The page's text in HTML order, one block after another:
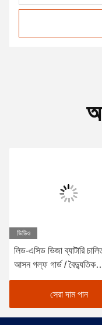
ভিডিও
লিড-এসিড ভিজা ব্যাটারি
আসন গল্ফ গার্ড / বৈদ্যুতিক
Buggy গাড়ী গল্ফ
সেরা দাম পান